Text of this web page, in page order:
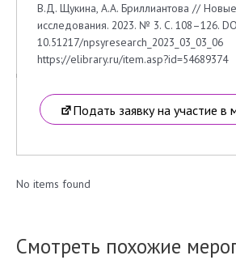
В.Д. Щукина, А.А. Бриллиантова //
исследования. 2023. № 3. С. 108–126.
10.51217/npsyresearch_2023_03_03_06
https://elibrary.ru/item.asp?id=54689374
Подать заявку на участие в
No items found
Смотреть похожие